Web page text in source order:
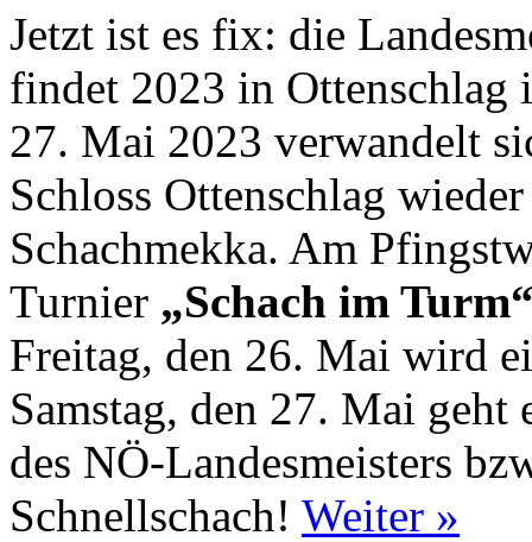
Jetzt ist es fix: die
findet 2023 in
27. Mai 2023 verwandelt
Schloss Ottenschlag
Schachmekka. Am
Turnier „Schach im
Freitag, den 26. Mai wird
Samstag, den 27. Mai
des NÖ-Landesmeisters
Schnellschach! Weiter »